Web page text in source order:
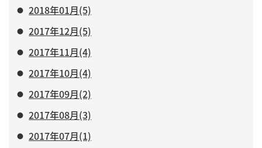
2018年01月(5)
2017年12月(5)
2017年11月(4)
2017年10月(4)
2017年09月(2)
2017年08月(3)
2017年07月(1)